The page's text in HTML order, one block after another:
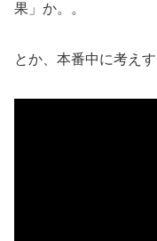
果」か。。
とか、本番中に考え